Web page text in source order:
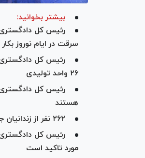
بیشتر بخوانید:
رئیس کل دادگستری
سرقت در ایام نوروز بکار
۲۶ واحد تولیدی
رئیس کل
هستند
۲۶۲ نفر از زندانیان جرایم غیرعمد استان همدان در سال جاری آزاد شدند
رئیس کل
مورد تاکید است